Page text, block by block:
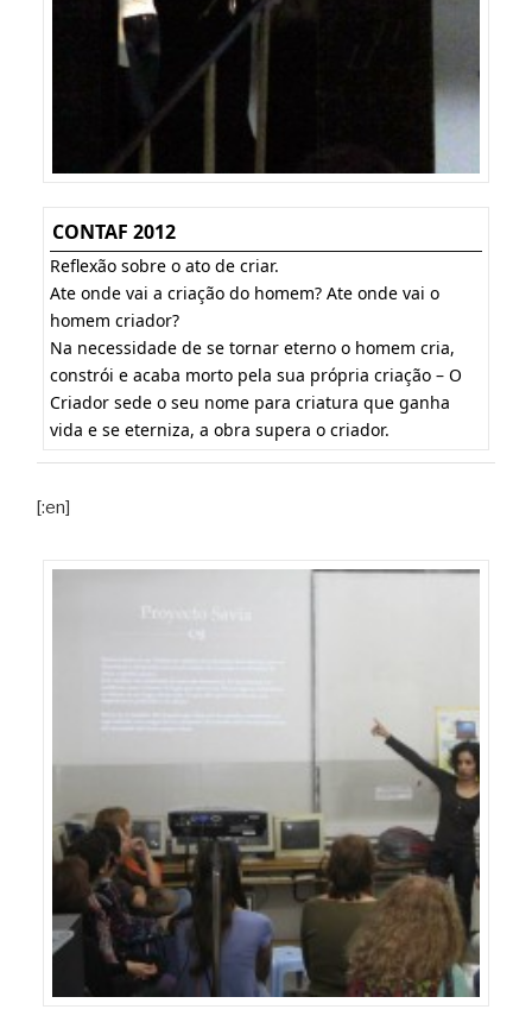
CONTAF 2012
Reflexão sobre o ato de criar.
Ate onde vai a criação do homem? Ate onde vai o
homem criador?
Na necessidade de se tornar eterno o homem cria,
constrói e acaba morto pela sua própria criação – O
Criador sede o seu nome para criatura que ganha
vida e se eterniza, a obra supera o criador.
[:en]